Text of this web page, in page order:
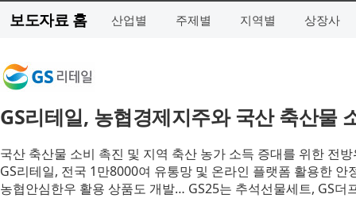
보도자료 홈 산업별 주제별 지역별 상장사
GS리테일, 농협경제지주와 국산 축산물
국산 축산물 소비 촉진 및 지역 축산 농가 소득 증대를 위한 전
GS리테일, 전국 1만8000여 유통망 및 온라인 플랫폼 활용한 안
농협안심한우 활용 상품도 개발… GS25는 추석선물세트, GS더